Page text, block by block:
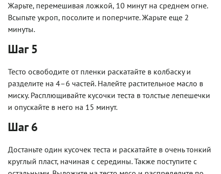
Жарьте, перемешивая ложкой, 10 минут на среднем огне.
Всыпьте укроп, посолите и поперчите. Жарьте еще 2
минуты.
Шаг 5
Тесто освободите от пленки раскатайте в колбаску и
разделите на 4–6 частей. Налейте растительное масло в
миску. Расплющивайте кусочки теста в толстые лепешечки
и опускайте в него на 15 минут.
Шаг 6
Достаньте один кусочек теста и раскатайте в очень тонкий
круглый пласт, начиная с середины. Также поступите с